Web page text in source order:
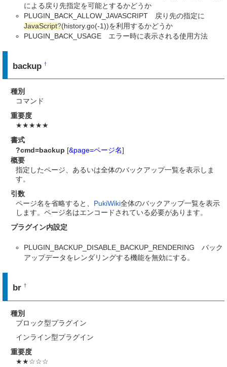
による戻り先指定を可能とするかどうか
PLUGIN_BACK_ALLOW_JAVASCRIPT 戻り先の指定に
JavaScript?(history.go(-1))を利用するかどうか
PLUGIN_BACK_USAGE エラー時に表示される使用方法
backup†
種別
コマンド
重要度
★★★★★
書式
?cmd=backup [&page=ページ名]
概要
指定したページ、あるいは全体のバックアップ一覧を表示しま
す。
引数
ページ名を省略すると、 PukiWiki全体のバックアップ一覧を表示
します。ページ名はエンコードされている必要があります。
プラグイン内設定
PLUGIN_BACKUP_DISABLE_BACKUP_RENDERING バック
アップデータをレンダリングする機能を無効にする。
br†
種別
ブロック型プラグイン
インライン型プラグイン
重要度
★★☆☆☆